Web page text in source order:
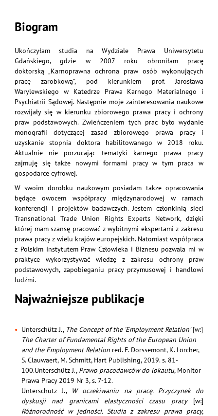
Biogram
Ukończyłam studia na Wydziale Prawa Uniwersytetu
Gdańskiego, gdzie w 2007 roku obroniłam pracę
doktorską „Karnoprawna ochrona praw osób wykonujących
pracę zarobkową”, pod kierunkiem prof. Jarosława
Warylewskiego w Katedrze Prawa Karnego Materialnego i
Psychiatrii Sądowej. Następnie moje zainteresowania naukowe
rozwijały się w kierunku zbiorowego prawa pracy i ochrony
praw podstawowych. Zwieńczeniem tych prac było wydanie
monografii dotyczącej zasad zbiorowego prawa pracy i
uzyskanie stopnia doktora habilitowanego w 2018 roku.
Aktualnie nie porzucając tematyki karnego prawa pracy
zajmuję się także nowymi formami pracy w tym praca w
gospodarce cyfrowej.
W swoim dorobku naukowym posiadam także opracowania
będące owocem współpracy międzynarodowej w ramach
konferencji i projektów badawczych. Jestem członkinią sieci
Transnational Trade Union Rights Experts Network, dzięki
której mam szansę pracować z wybitnymi ekspertami z zakresu
prawa pracy z wielu krajów europejskich. Natomiast współpraca
z Polskim Instytutem Praw Człowieka i Biznesu pozwala mi w
praktyce wykorzystywać wiedzę z zakresu ochrony praw
podstawowych, zapobieganiu pracy przymusowej i handlowi
ludźmi.
Najważniejsze publikacje
Unterschütz J., The Concept of the 'Employment Relation’[w:]
The Charter of Fundamental Rights of the European Union
and the Employment Relation red. F. Dorssemont, K. Lörcher,
S. Clauwaert, M. Schmitt, Hart Publishing, 2019. s. 81-
100.Unterschütz J., Prawo pracodawców do lokautu, Monitor
Prawa Pracy 2019 Nr 3, s. 7-12.
Unterschütz J., W oczekiwaniu na pracę. Przyczynek do
dyskusji nad granicami elastyczności czasu pracy[w:]
Różnorodność w jedności. Studia z zakresu prawa pracy,